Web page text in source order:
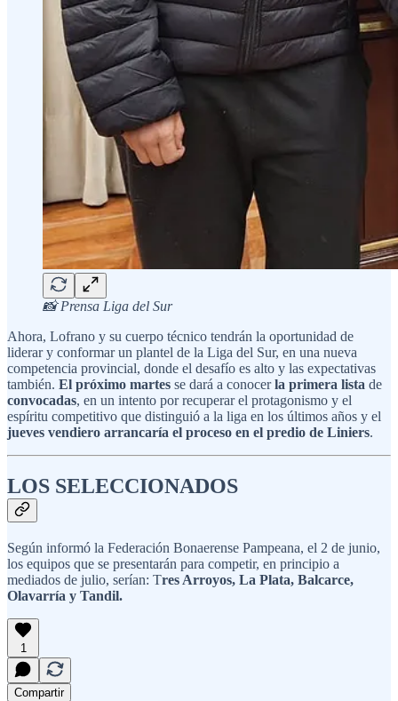
📸 Prensa Liga del Sur
Ahora, Lofrano y su cuerpo técnico tendrán la oportunidad de
liderar y conformar un plantel de la Liga del Sur, en una nueva
competencia provincial, donde el desafío es alto y las expectativas
también. El próximo martes se dará a conocerla primera lista de
convocadas, en un intento por recuperar el protagonismo y el
espíritu competitivo que distinguió a la liga en los últimos años y el
jueves vendiero arrancaría el proceso en el predio de Liniers.
LOS SELECCIONADOS
Según informó la Federación Bonaerense Pampeana, el 2 de junio,
los equipos que se presentarán para competir, en principio a
mediados de julio, serían: Tres Arroyos, La Plata, Balcarce,
Olavarría y Tandil.
1
Compartir